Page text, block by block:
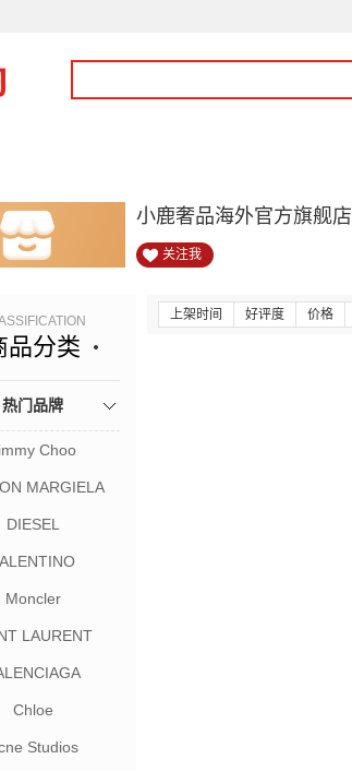
小鹿奢品海外官方旗舰店
关注我
品分类
热门品牌
Choo
MARGIELA
DIESEL
Moncler
LAURENT
Chloe
Studios
上架时间 好评度 价格